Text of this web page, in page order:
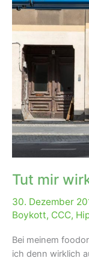
Tut mir
30. Dezember
Boykott, CCC,
Bei meinem
ich denn wirklich